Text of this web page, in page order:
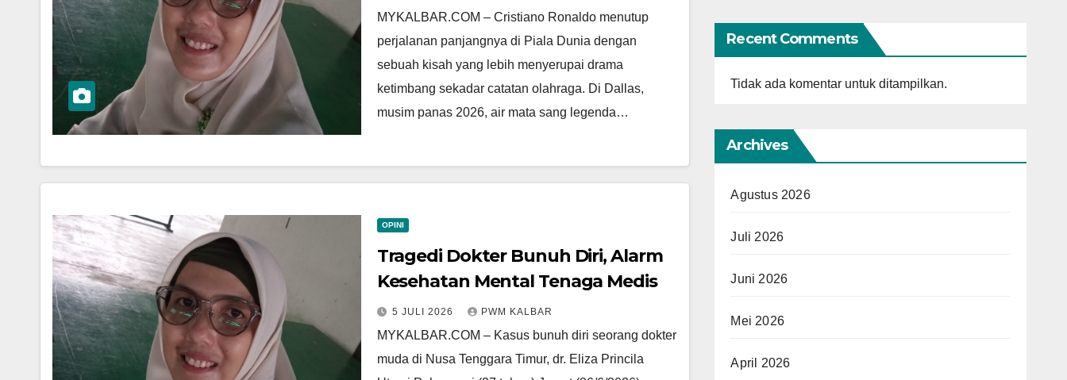
MYKALBAR.COM – Cristiano Ronaldo menutup
perjalanan panjangnya di Piala Dunia dengan
sebuah kisah yang lebih menyerupai drama
ketimbang sekadar catatan olahraga. Di Dallas,
musim panas 2026, air mata sang legenda…
OPINI
Tragedi Dokter Bunuh Diri, Alarm
Kesehatan Mental Tenaga Medis
5 JULI 2026 PWM KALBAR
MYKALBAR.COM – Kasus bunuh diri seorang dokter
muda di Nusa Tenggara Timur, dr. Eliza Princila
Recent Comments
Tidak ada komentar untuk ditampilkan.
Archives
Agustus 2026
Juli 2026
Juni 2026
Mei 2026
April 2026